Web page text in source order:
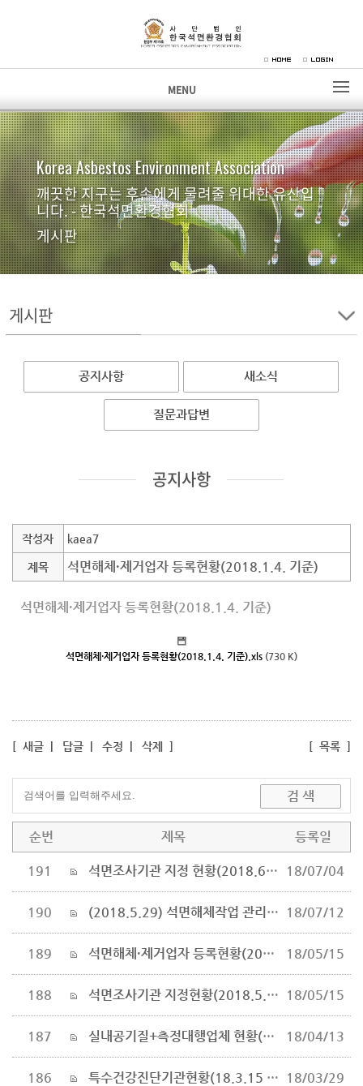
MENU
Korea Asbestos Environment Association
깨끗한 지구는 후손에게 물려줄 위대한 유산입
니다. - 한국석면환경협회
게시판
게시판
공지사항 새소식
질문과답변
공지사항
작성자 kaea7
제목 석면해체·제거업자 등록현황(2018.1.4. 기준)
석면해체·제거업자 등록현황(2018.1.4. 기준)
석면해체·제거업자 등록현황(2018.1.4. 기준).xls(730 K)
[ 새글| 답글| 수정 삭제 ] [ 목록]
순번 제목 등록일
191 석면조사기관 지정 현황(2018.6.22 기준) 18/07/04
190 (2018.5.29) 석면해체작업 관리 ＇깐깐하게＇…개정된 석면법 시행(환경부 생활환경과) 18/07/12
189 석면해체·제거업자 등록현황(2018.5.9. 기준) 18/05/15
188 석면조사기관 지정현황(2018.5.9.기준) 18/05/15
187 실내공기질+측정대행업체 현황(2017.3기준) 18/04/13
186 특수건강진단기관현황(18.3.15 기준) 18/03/29